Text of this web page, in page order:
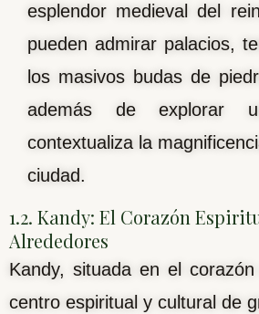
esplendor medieval del
pueden admirar palacios,
los masivos budas de
además de explorar
contextualiza la
ciudad.
1.2. Kandy: El Corazón
Alrededores
Kandy, situada en el
centro espiritual y cultural de